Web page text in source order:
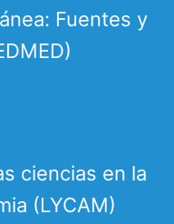
Fuentes y
ciencias en la
(LYCAM)